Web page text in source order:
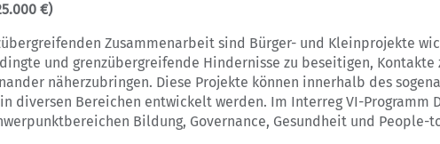
€)
Zusammenarbeit sind Bürger- und Kleinprojekte
und grenzübergreifende Hindernisse zu beseitigen, Kontakte
näherzubringen. Diese Projekte können innerhalb des
diversen Bereichen entwickelt werden. Im Interreg VI-
Bildung, Governance, Gesundheit und People-